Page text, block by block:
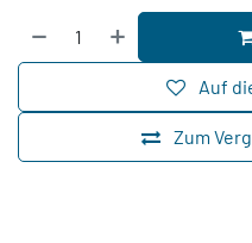
Zum
Auf